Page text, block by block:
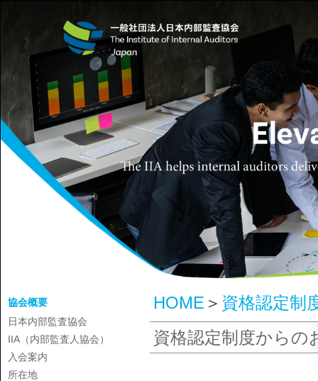
協会概要
日本内部監査協会
IIA（内部監査人協会）
入会案内
所在地
HOME ＞ 資格認定制
資格認定制度からの